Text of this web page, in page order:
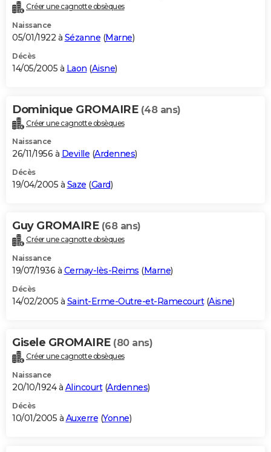
Créer une cagnotte obsèques
Naissance
05/01/1922 à Sézanne (Marne)
Décès
14/05/2005 à Laon (Aisne)
Dominique GROMAIRE (48 ans)
Créer une cagnotte obsèques
Naissance
26/11/1956 à Deville (Ardennes)
Décès
19/04/2005 à Saze (Gard)
Guy GROMAIRE (68 ans)
Créer une cagnotte obsèques
Naissance
19/07/1936 à Cernay-lès-Reims (Marne)
Décès
14/02/2005 à Saint-Erme-Outre-et-Ramecourt(Aisne)
Gisele GROMAIRE (80 ans)
Créer une cagnotte obsèques
Naissance
20/10/1924 à Alincourt(Ardennes)
Décès
10/01/2005 à Auxerre (Yonne)